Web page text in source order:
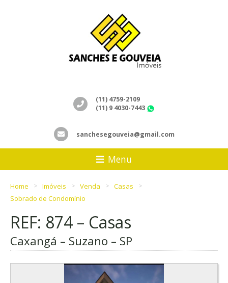
(11) 4759-2109
(11) 9 4030-7443
sanchesegouveia@gmail.com
Menu
Home Imóveis Venda
Casas
Sobrado de Condomínio
REF: 874 – Casas
Caxangá – Suzano – SP